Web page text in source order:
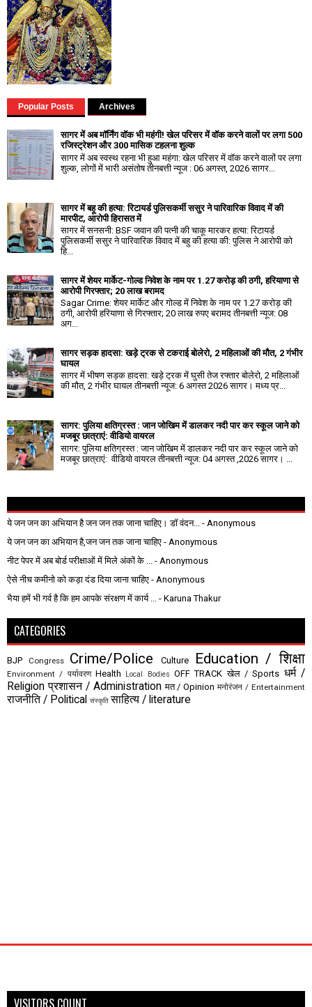
Popular Posts Archives
सागर में अब मॉर्निंग वॉक भी महंगी! खेल परिसर में वॉक करने वालों पर लगा ₹500
रजिस्ट्रेशन और ₹300 मासिक टहलना शुल्क
सागर में अब स्वस्थ रहना भी हुआ महंगा: खेल परिसर में वॉक करने वालों पर लगा
शुल्क, लोगों में भारी असंतोष तीनबत्ती न्यूज : 06 अगस्त, 2026 सागर...
सागर में बहू की हत्या: रिटायर्ड पुलिसकर्मी ससुर ने पारिवारिक विवाद में की
मारपीट, आरोपी हिरासत में
सागर में सनसनी: BSF जवान की पत्नी की चाकू मारकर हत्या: रिटायर्ड
पुलिसकर्मी ससुर ने पारिवारिक विवाद में बहु की हत्या की: पुलिस ने आरोपी को
हि...
सागर में शेयर मार्केट-गोल्ड निवेश के नाम पर 1.27 करोड़ की ठगी, हरियाणा से
आरोपी गिरफ्तार; 20 लाख बरामद
Sagar Crime: शेयर मार्केट और गोल्ड में निवेश के नाम पर 1.27 करोड़ की
ठगी, आरोपी हरियाणा से गिरफ्तार; 20 लाख रुपए बरामद तीनबत्ती न्यूज: 08
अग...
सागर सड़क हादसा: खड़े ट्रक से टकराई बोलेरो, 2 महिलाओं की मौत, 2 गंभीर
घायल
सागर में भीषण सड़क हादसा: खड़े ट्रक में घुसी तेज रफ्तार बोलेरो, 2 महिलाओं
की मौत, 2 गंभीर घायल तीनबत्ती न्यूज: 6 अगस्त 2026 सागर। मध्य प्र...
सागर: पुलिया क्षतिग्रस्त : जान जोखिम में डालकर नदी पार कर स्कूल जाने को
मजबूर छात्राएं: वीडियो वायरल
सागर: पुलिया क्षतिग्रस्त : जान जोखिम में डालकर नदी पार कर स्कूल जाने को
मजबूर छात्राएं: वीडियो वायरल तीनबत्ती न्यूज: 04 अगस्त ,2026 सागर। ...
ये जन जन का अभियान है जन जन तक जाना चाहिए। डॉ वंदन... - Anonymous
ये जन जन का अभियान है,जन जन तक जाना चाहिए - Anonymous
नीट पेपर में अब बोर्ड परीक्षाओं में मिले अंकों के ... - Anonymous
ऐसे नीच कमीनो को कड़ा दंड दिया जाना चाहिए - Anonymous
भैया हमें भी गर्व है कि हम आपके संरक्षण में कार्य ... - Karuna Thakur
CATEGORIES
BJP Congress Crime/Police Culture Education / शिक्षा
Environment / पर्यावरण Health Local Bodies OFF TRACK खेल / Sports धर्म /
Religion प्रशासन / Administration मत / Opinion मनोरंजन / Entertainment
राजनीति / Political संस्कृति साहित्य / literature
VISITORS COUNT